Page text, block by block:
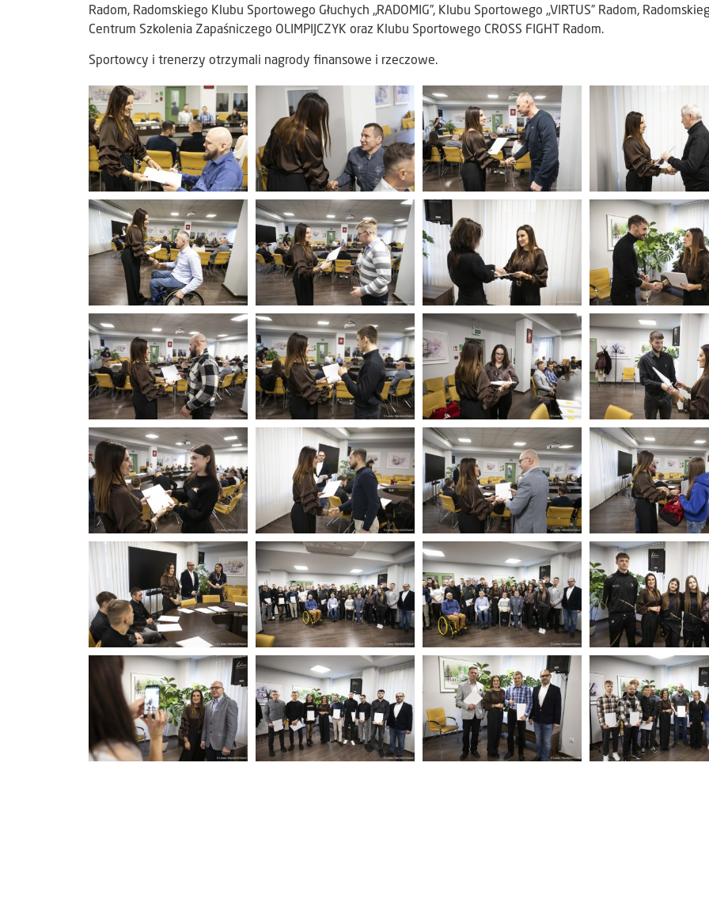
Radom, Radomskiego Klubu Sportowego Głuchych „RADOMIG”, Klubu Sportowego „VIRTUS” Radom,
Centrum Szkolenia Zapaśniczego OLIMPIJCZYK oraz Klubu Sportowego CROSS FIGHT Radom.
Sportowcy i trenerzy otrzymali nagrody finansowe i rzeczowe.